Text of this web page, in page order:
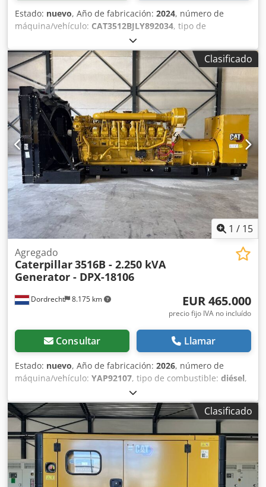
Estado: nuevo, Año de fabricación: 2024, número de
máquina/vehículo: CAT3512BJLY892034, tipo de
, potencia:
fabricante de motores:Caterpillar 3512B, Uso previsto:
Construcción Peso en vacío: 14.000 kg Potencia del
generador: 1.600 kVA Dimensiones del compartimento de
carga: 572 x 208 x 222 cm Marcado CE: sí Estado general:
muy bueno Dcedpfxewvdvuo Aqrjk Estado técnico: muy
bueno Estado visual: muy bueno Póngase en contacto con
el equipo de DPX para más información. = Opciones y
equipamiento adicional = - Batería - Cuadro de control
Clasificado
1 / 15
Dordrecht 8.175 km
Agregado
Caterpillar3516B - 2.250 kVA
Generator - DPX-18106
EUR 465.000
precio fijo IVA no incluído
Consultar Llamar
Estado: nuevo, Año de fabricación: 2026, número de
máquina/vehículo: YAP92107, tipo de combustible: diésel,
Caterpillar 3516B
construcción Peso en vacío: 14.470 kg Potencia del
generador: 2.250 kVA Dimensiones del compartimento de
carga: 593 x 229 x 237 cm Dsdpjy Ttz Uefx Aqreck Marcado
CE: sí País de fabricación: DE Póngase en contacto con el
equipo de DPX para más información. = Opciones y
equipamiento adicional = - Panel de control
Clasificado